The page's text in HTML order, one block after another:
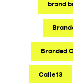
brand
Branded
Calle 13